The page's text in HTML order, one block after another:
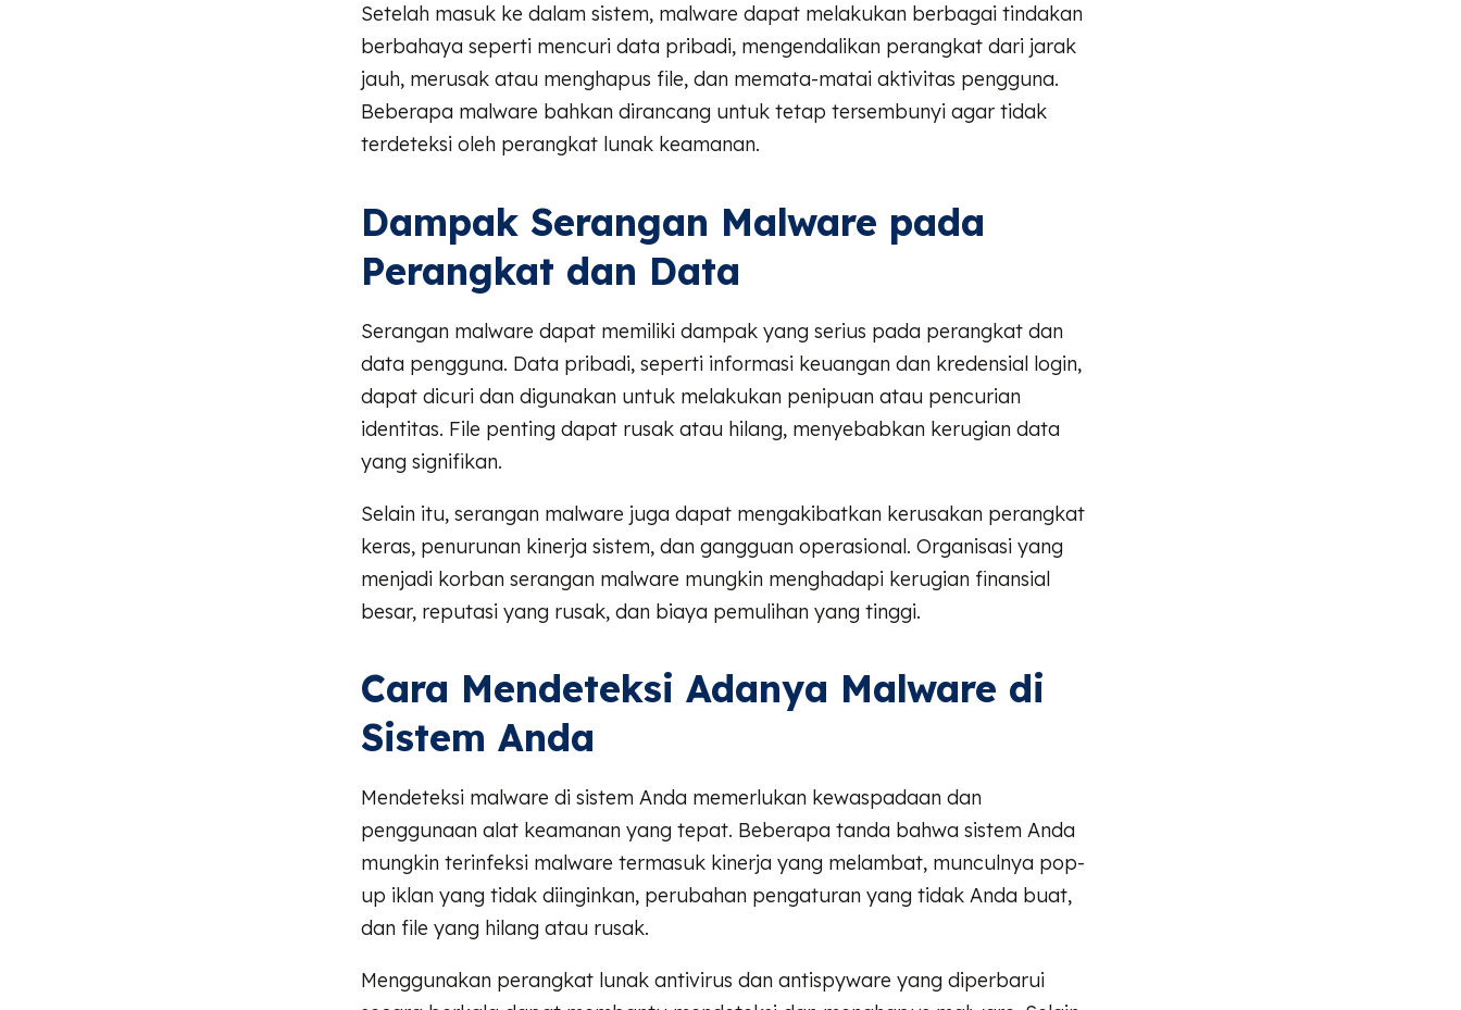
Setelah masuk ke dalam sistem, malware dapat melakukan berbagai tindakan
berbahaya seperti mencuri data pribadi, mengendalikan perangkat dari jarak
jauh, merusak atau menghapus file, dan memata-matai aktivitas pengguna.
Beberapa malware bahkan dirancang untuk tetap tersembunyi agar tidak
terdeteksi oleh perangkat lunak keamanan.
Dampak Serangan Malware pada
Perangkat dan Data
Serangan malware dapat memiliki dampak yang serius pada perangkat dan
data pengguna. Data pribadi, seperti informasi keuangan dan kredensial login,
dapat dicuri dan digunakan untuk melakukan penipuan atau pencurian
identitas. File penting dapat rusak atau hilang, menyebabkan kerugian data
yang signifikan.
Selain itu, serangan malware juga dapat mengakibatkan kerusakan perangkat
keras, penurunan kinerja sistem, dan gangguan operasional. Organisasi yang
menjadi korban serangan malware mungkin menghadapi kerugian finansial
besar, reputasi yang rusak, dan biaya pemulihan yang tinggi.
Cara Mendeteksi Adanya Malware di
Sistem Anda
Mendeteksi malware di sistem Anda memerlukan kewaspadaan dan
penggunaan alat keamanan yang tepat. Beberapa tanda bahwa sistem Anda
mungkin terinfeksi malware termasuk kinerja yang melambat, munculnya pop-
up iklan yang tidak diinginkan, perubahan pengaturan yang tidak Anda buat,
dan file yang hilang atau rusak.
Menggunakan perangkat lunak antivirus dan antispyware yang diperbarui